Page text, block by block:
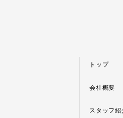
トップ
会社概要
スタッフ紹